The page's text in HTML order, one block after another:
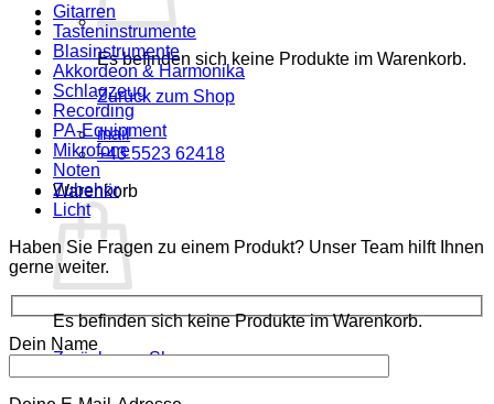
Es befinden sich keine Produkte im Warenkorb.
Zurück zum Shop
mail
+43 5523 62418
Warenkorb
Es befinden sich keine Produkte im Warenkorb.
Zurück zum Shop
Gitarren
Tasteninstrumente
Blasinstrumente
Akkordeon & Harmonika
Schlagzeug
Recording
PA-Equipment
Mikrofone
Noten
Zubehör
Licht
Haben Sie Fragen zu einem Produkt? Unser Team hilft Ihnen
gerne weiter.
Dein Name